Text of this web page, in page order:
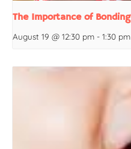
The Importance of Bonding
August 19 @ 12:30 pm - 1:30 pm